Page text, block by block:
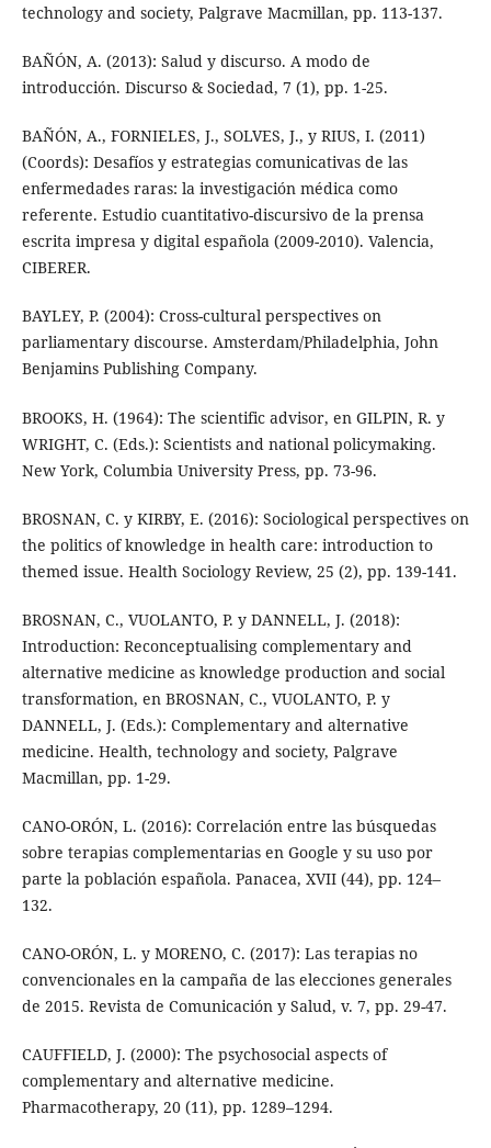
technology and society, Palgrave Macmillan, pp. 113-137.
BAÑÓN, A. (2013): Salud y discurso. A modo de
introducción. Discurso & Sociedad, 7 (1), pp. 1-25.
BAÑÓN, A., FORNIELES, J., SOLVES, J., y RIUS, I. (2011)
(Coords): Desafíos y estrategias comunicativas de las
enfermedades raras: la investigación médica como
referente. Estudio cuantitativo-discursivo de la prensa
escrita impresa y digital española (2009-2010). Valencia,
CIBERER.
BAYLEY, P. (2004): Cross-cultural perspectives on
parliamentary discourse. Amsterdam/Philadelphia, John
Benjamins Publishing Company.
BROOKS, H. (1964): The scientific advisor, en GILPIN, R. y
WRIGHT, C. (Eds.): Scientists and national policymaking.
New York, Columbia University Press, pp. 73-96.
BROSNAN, C. y KIRBY, E. (2016): Sociological perspectives on
the politics of knowledge in health care: introduction to
themed issue. Health Sociology Review, 25 (2), pp. 139-141.
BROSNAN, C., VUOLANTO, P. y DANNELL, J. (2018):
Introduction: Reconceptualising complementary and
alternative medicine as knowledge production and social
transformation, en BROSNAN, C., VUOLANTO, P. y
DANNELL, J. (Eds.): Complementary and alternative
medicine. Health, technology and society, Palgrave
Macmillan, pp. 1-29.
CANO-ORÓN, L. (2016): Correlación entre las búsquedas
sobre terapias complementarias en Google y su uso por
parte la población española. Panacea, XVII (44), pp. 124–
132.
CANO-ORÓN, L. y MORENO, C. (2017): Las terapias no
convencionales en la campaña de las elecciones generales
de 2015. Revista de Comunicación y Salud, v. 7, pp. 29-47.
CAUFFIELD, J. (2000): The psychosocial aspects of
complementary and alternative medicine.
Pharmacotherapy, 20 (11), pp. 1289–1294.